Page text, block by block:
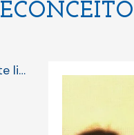
li…